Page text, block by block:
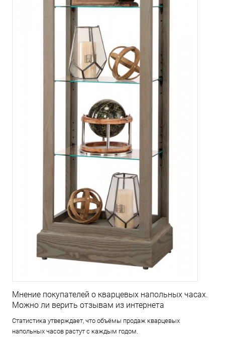
Мнение покупателей о кварцевых напольных часах.
Можно ли верить отзывам из интернета
Статистика утверждает, что объёмы продаж кварцевых
напольных часов растут с каждым годом.